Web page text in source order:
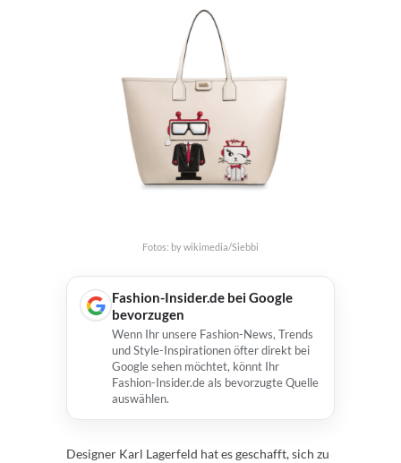
Fotos: by wikimedia/Siebbi
Fashion-Insider.de bei Google
bevorzugen
Wenn Ihr unsere Fashion-News, Trends
und Style-Inspirationen öfter direkt bei
Google sehen möchtet, könnt Ihr
Fashion-Insider.de als bevorzugte Quelle
auswählen.
Designer Karl Lagerfeld hat es geschafft, sich zu